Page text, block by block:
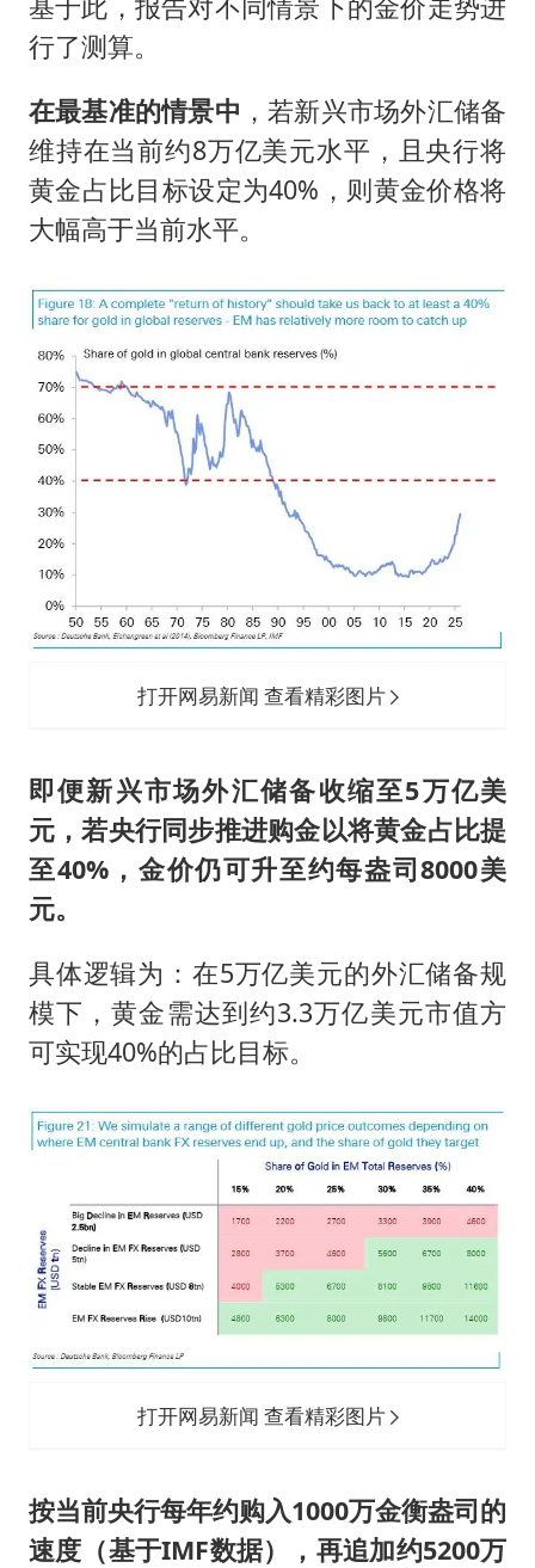
行了测算。
在最基准的情景中 ，若新兴市场外汇储备
维持在当前约8万亿美元水平，且央行将
黄金占比目标设定为40%，则黄金价格将
大幅高于当前水平。
打开网易新闻 查看精彩图片
即便新兴市场外汇储备收缩至5万亿美
元，若央行同步推进购金以将黄金占比提
至40%，金价仍可升至约每盎司8000美
元。
具体逻辑为：在5万亿美元的外汇储备规
模下，黄金需达到约3.3万亿美元市值方
可实现40%的占比目标。
打开网易新闻 查看精彩图片
按当前央行每年约购入1000万金衡盎司的
速度（基于IMF数据），再追加约5200万